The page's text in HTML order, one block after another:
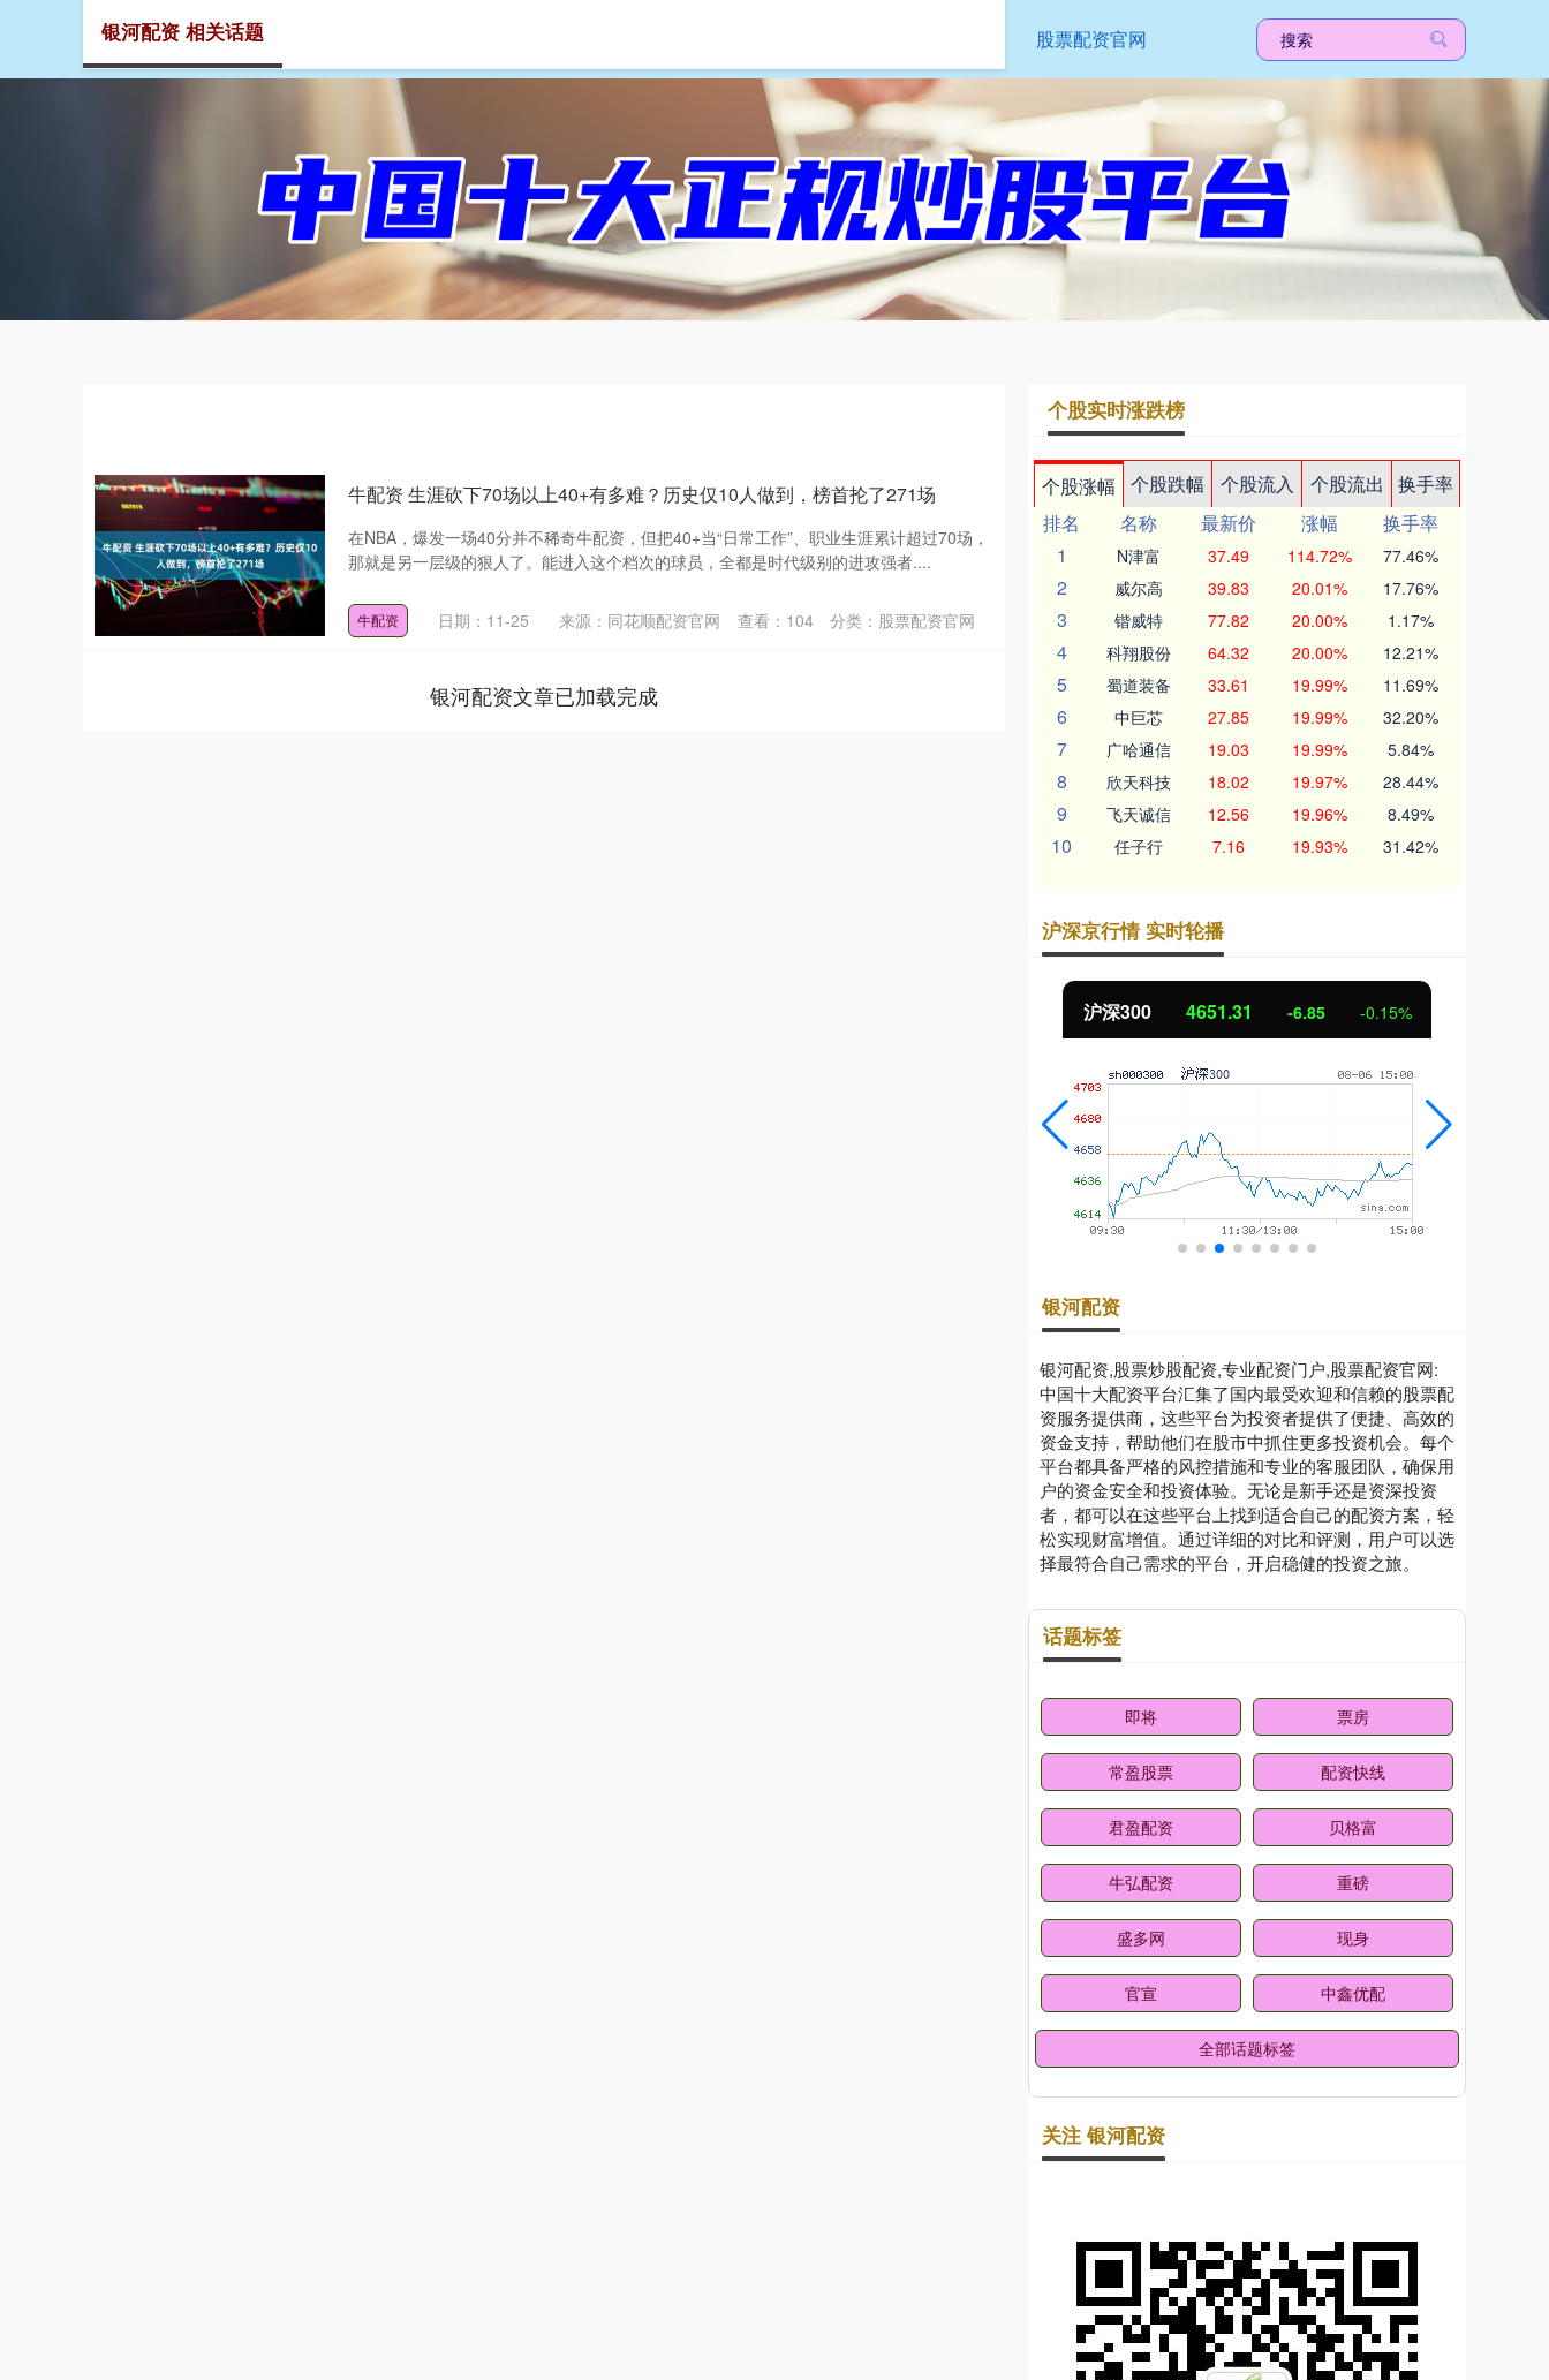
股票配资官网
银河配资 相关话题
牛配资 生涯砍下70场以上40+有多难？历史仅10人做到，榜首抡了271场
在NBA，爆发一场40分并不稀奇牛配资，但把40+当“日常工作”、职业生涯累计超过70场，
那就是另一层级的狠人了。能进入这个档次的球员，全都是时代级别的进攻强者....
牛配资 日期：11-25 来源：同花顺配资官网 查看： 104 分类： 股票配资官网
银河配资文章已加载完成
个股实时涨跌榜
个股涨幅 个股跌幅 个股流入 个股流出
换手率
排名
名称 最新价 涨幅
换手率
1
N津富 37.49 114.72% 77.46%
2 威尔高 39.83 20.01% 17.76%
3 锴威特 77.82 20.00% 1.17%
4 科翔股份 64.32 20.00% 12.21%
5 蜀道装备 33.61 19.99% 11.69%
6 中巨芯 27.85 19.99% 32.20%
7 广哈通信 19.03 19.99% 5.84%
8 欣天科技 18.02 19.97% 28.44%
9 飞天诚信 12.56 19.96% 8.49%
10 任子行 7.16 19.93% 31.42%
沪深京行情 实时轮播
沪深300 4651.31 -6.85 -0.15%
银河配资
银河配资,股票炒股配资,专业配资门户,股票配资官网:
中国十大配资平台汇集了国内最受欢迎和信赖的股票配
资服务提供商，这些平台为投资者提供了便捷、高效的
资金支持，帮助他们在股市中抓住更多投资机会。每个
平台都具备严格的风控措施和专业的客服团队，确保用
户的资金安全和投资体验。无论是新手还是资深投资
者，都可以在这些平台上找到适合自己的配资方案，轻
松实现财富增值。通过详细的对比和评测，用户可以选
择最符合自己需求的平台，开启稳健的投资之旅。
话题标签
即将 票房
常盈股票 配资快线
君盈配资 贝格富
牛弘配资 重磅
盛多网 现身
官宣 中鑫优配
全部话题标签
关注 银河配资